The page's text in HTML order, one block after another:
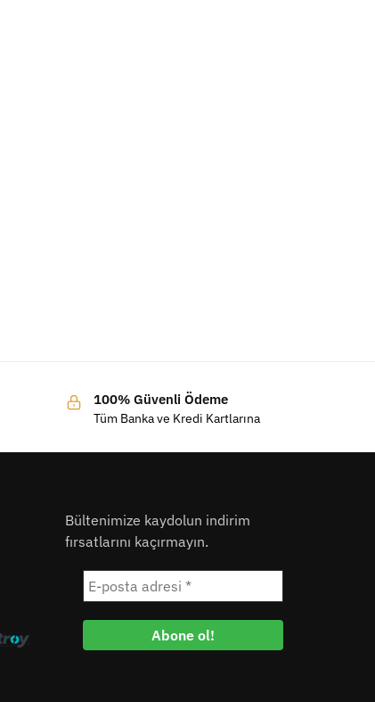
100% Güvenli Ödeme
Tüm Banka ve Kredi Kartlarına
Bültenimize kaydolun indirim
fırsatlarını kaçırmayın.